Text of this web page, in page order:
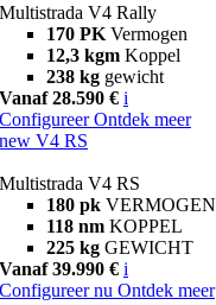
Multistrada V4 Rally
170 PK Vermogen
12,3 kgm Koppel
238 kg gewicht
Vanaf 28.590 € i
Configureer Ontdek meer
new V4 RS
Multistrada V4 RS
180 pk VERMOGEN
118 nm KOPPEL
225 kg GEWICHT
Vanaf 39.990 € i
Configureer nu Ontdek meer